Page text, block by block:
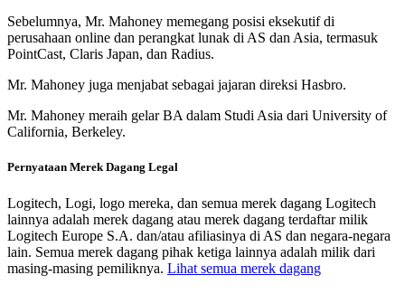
Sebelumnya, Mr. Mahoney memegang posisi eksekutif di
perusahaan online dan perangkat lunak di AS dan Asia, termasuk
PointCast, Claris Japan, dan Radius.
Mr. Mahoney juga menjabat sebagai jajaran direksi Hasbro.
Mr. Mahoney meraih gelar BA dalam Studi Asia dari University of
California, Berkeley.
Pernyataan Merek Dagang Legal
Logitech, Logi, logo mereka, dan semua merek dagang Logitech
lainnya adalah merek dagang atau merek dagang terdaftar milik
Logitech Europe S.A. dan/atau afiliasinya di AS dan negara-negara
lain. Semua merek dagang pihak ketiga lainnya adalah milik dari
masing-masing pemiliknya. Lihat semua merek dagang